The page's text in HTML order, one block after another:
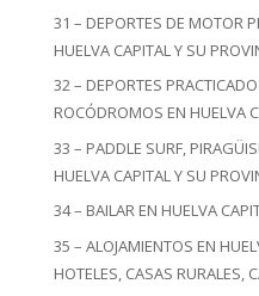
31 – DEPORTES DE MOTOR
HUELVA CAPITAL Y SU
32 – DEPORTES
ROCÓDROMOS EN HUELVA
33 – PADDLE SURF,
HUELVA CAPITAL Y SU
34 – BAILAR EN HUELVA
35 – ALOJAMIENTOS EN
HOTELES, CASAS